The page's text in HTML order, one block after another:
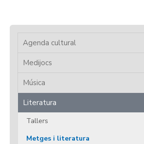
Agenda cultural
Medijocs
Música
Literatura
Tallers
Metges i literatura